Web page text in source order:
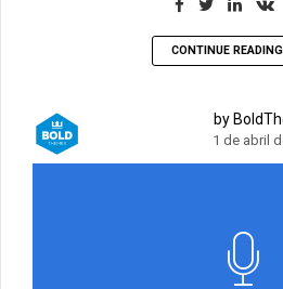
CONTINUE READING
by
1 de abril